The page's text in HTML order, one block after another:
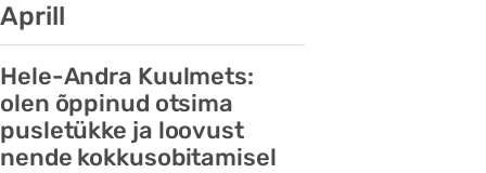
Aprill
Hele-Andra Kuulmets:
olen õppinud otsima
pusletükke ja loovust
nende kokkusobitamisel